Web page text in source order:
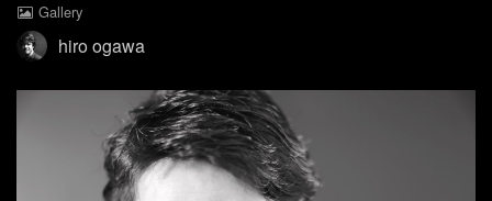
Contact
Facebook Page
Gallery
hiro ogawa